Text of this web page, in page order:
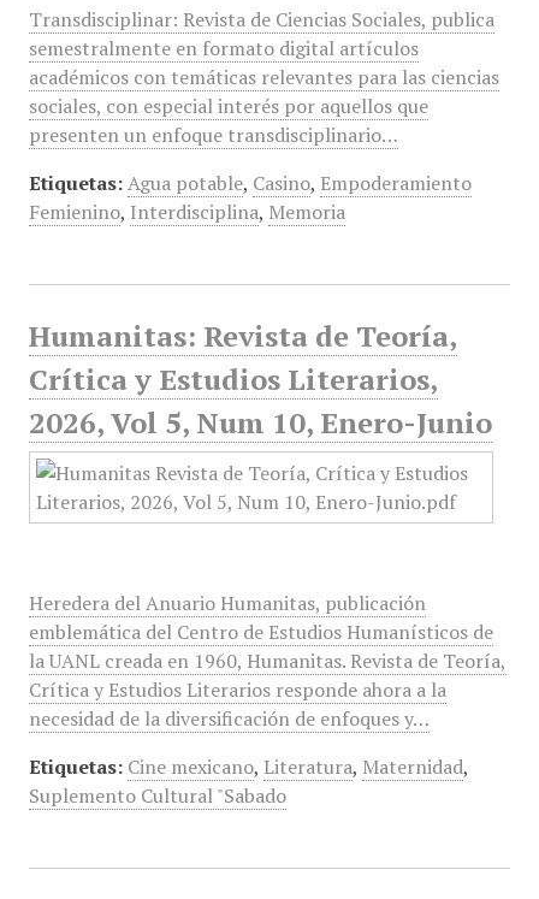
Transdisciplinar: Revista de Ciencias Sociales, publica
semestralmente en formato digital artículos
académicos con temáticas relevantes para las ciencias
sociales, con especial interés por aquellos que
presenten un enfoque transdisciplinario…
Etiquetas: Agua potable, Casino, Empoderamiento
Femienino, Interdisciplina, Memoria
Humanitas: Revista de Teoría,
Crítica y Estudios Literarios,
2026, Vol 5, Num 10, Enero-Junio
Heredera del Anuario Humanitas, publicación
emblemática del Centro de Estudios Humanísticos de
la UANL creada en 1960, Humanitas. Revista de Teoría,
Crítica y Estudios Literarios responde ahora a la
necesidad de la diversificación de enfoques y…
Etiquetas: Cine mexicano, Literatura, Maternidad,
Suplemento Cultural "Sabado